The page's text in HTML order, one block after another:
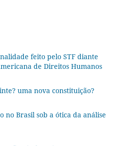
feito pelo STF diante
de Direitos Humanos
uma nova constituição?
no Brasil sob a ótica da análise